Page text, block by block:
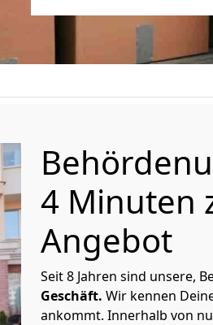
4 Minuten
Angebot
Seit 8 Jahren sind unsere,
Geschäft. Wir kennen
ankommt. Innerhalb von